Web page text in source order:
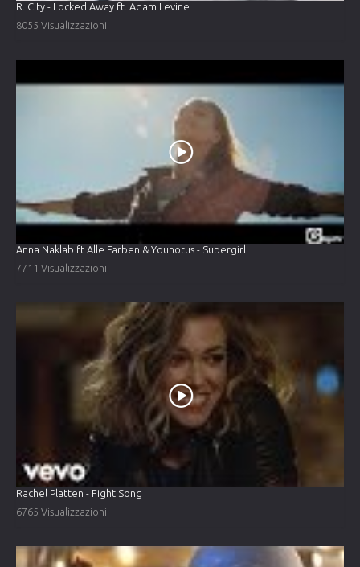
R. City - Locked Away ft. Adam Levine
8055 Visualizzazioni
Anna Naklab ft Alle Farben & Younotus - Supergirl
7711 Visualizzazioni
Rachel Platten - Fight Song
6765 Visualizzazioni